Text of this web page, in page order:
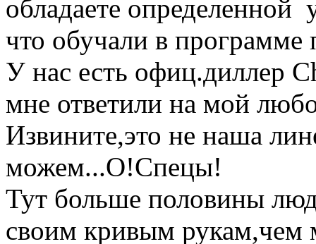
обладаете
что обучали в программе
У нас есть офиц.диллер
мне ответили на мой
Извините,это не наша
можем...О!Спецы!
Тут больше половины
своим кривым рукам,чем